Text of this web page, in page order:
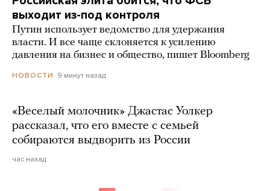
выходит из-под контроля
Путин использует ведомство для удержания
власти. И все чаще склоняется к усилению
давления на бизнес и общество, пишет Bloomberg
НОВОСТИ 9 минут назад
«Веселый молочник» Джастас Уолкер
рассказал, что его вместе с семьей
собираются выдворить из России
час назад